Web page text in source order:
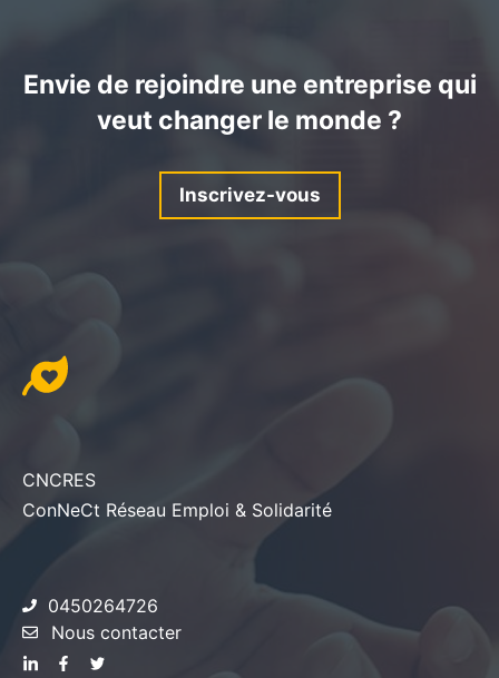
Envie de rejoindre une entreprise qui
veut changer le monde ?
Inscrivez-vous
CNCRES
ConNeCt Réseau Emploi & Solidarité
0450264726
Nous contacter